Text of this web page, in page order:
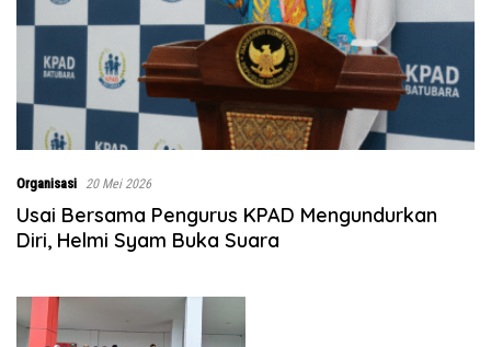
Organisasi 20 Mei 2026
Usai Bersama Pengurus KPAD Mengundurkan
Diri, Helmi Syam Buka Suara